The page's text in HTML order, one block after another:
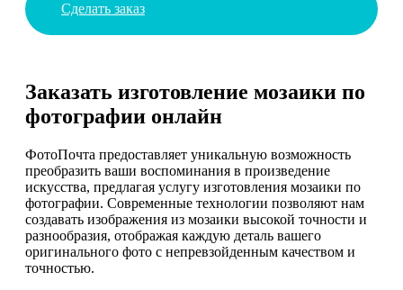
Сделать заказ
Заказать изготовление мозаики по
фотографии онлайн
ФотоПочта предоставляет уникальную возможность
преобразить ваши воспоминания в произведение
искусства, предлагая услугу изготовления мозаики по
фотографии. Современные технологии позволяют нам
создавать изображения из мозаики высокой точности и
разнообразия, отображая каждую деталь вашего
оригинального фото с непревзойденным качеством и
точностью.